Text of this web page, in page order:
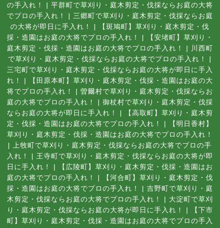
の手入れ！
| 平群町で草刈り・庭木剪定・伐採ならお庭の大将
でプロの手入れ！
| 三郷町で草刈り・庭木剪定・伐採ならお庭
の大将が即日に手入れ！
|
【斑鳩町】草刈り・庭木剪定・伐
採・造園はお庭の大将でプロの手入れ！
|
【安堵町】草刈り・
庭木剪定・伐採・造園はお庭の大将でプロの手入れ！
|
川西町
で草刈り・庭木剪定・伐採ならお庭の大将でプロの手入れ！
|
三宅町で草刈り・庭木剪定・伐採ならお庭の大将が即日に手入
れ！
|
【田原本町】草刈り・庭木剪定・伐採・造園はお庭の大
将でプロの手入れ！
| 曽爾村で草刈り・庭木剪定・伐採ならお
庭の大将でプロの手入れ！
| 御杖村で草刈り・庭木剪定・伐採
ならお庭の大将が即日に手入れ！
|
【高取町】草刈り・庭木剪
定・伐採・造園はお庭の大将でプロの手入れ！
|
【明日香村】
草刈り・庭木剪定・伐採・造園はお庭の大将でプロの手入れ！
|
上牧町で草刈り・庭木剪定・伐採ならお庭の大将でプロの手
入れ！
| 王寺町で草刈り・庭木剪定・伐採ならお庭の大将が即
日に手入れ！
|
【広陵町】草刈り・庭木剪定・伐採・造園はお
庭の大将でプロの手入れ！
|
【河合町】草刈り・庭木剪定・伐
採・造園はお庭の大将でプロの手入れ！
| 吉野町で草刈り・庭
木剪定・伐採ならお庭の大将でプロの手入れ！
| 大淀町で草刈
り・庭木剪定・伐採ならお庭の大将が即日に手入れ！
|
【下市
町】草刈り・庭木剪定・伐採・造園はお庭の大将でプロの手入